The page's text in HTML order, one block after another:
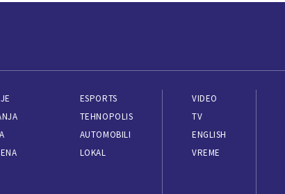
ESPORTS
TEHNOPOLIS
AUTOMOBILI
LOKAL
VIDEO
TV
ENGLISH
VREME